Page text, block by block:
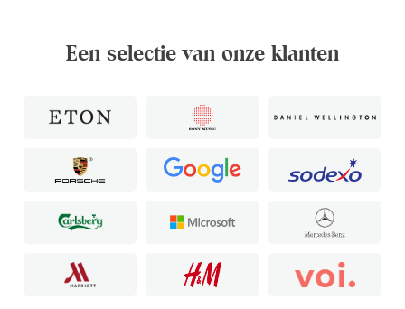
Een selectie van onze klanten